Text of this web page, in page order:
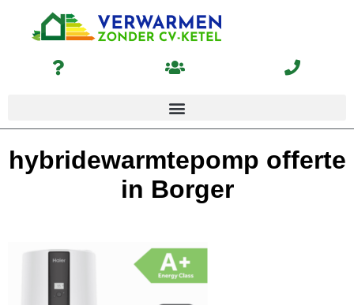
hybridewarmtepomp offerte
in Borger